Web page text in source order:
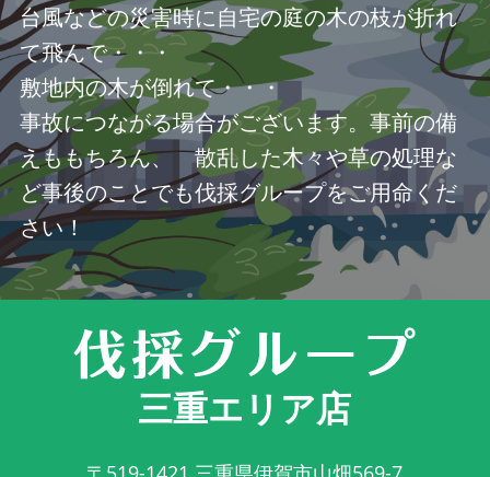
台風などの災害時に自宅の庭の木の枝が折れ
て飛んで・・・
敷地内の木が倒れて・・・
事故につながる場合がございます。事前の備
えももちろん、 散乱した木々や草の処理な
ど事後のことでも伐採グループをご用命くだ
さい！
三重エリア店